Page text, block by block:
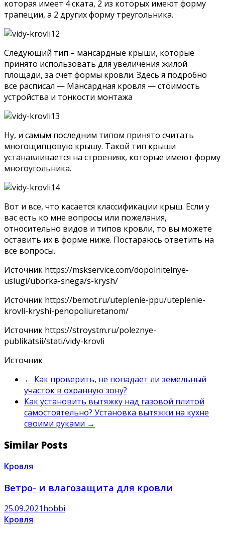
которая имеет 4 ската, 2 из которых имеют форму
трапеции, а 2 других форму треугольника.
Следующий тип – мансардные крыши, которые
принято использовать для увеличения жилой
площади, за счет формы кровли. Здесь я подробно
все расписал — Мансардная кровля — стоимость
устройства и тонкости монтажа
Ну, и самым последним типом принято считать
многощипцовую крышу. Такой тип крыши
устанавливается на строениях, которые имеют форму
многоугольника.
Вот и все, что касается классификации крыш. Если у
вас есть ко мне вопросы или пожелания,
относительно видов и типов кровли, то вы можете
оставить их в форме ниже. Постараюсь ответить на
все вопросы.
Источник https://mskservice.com/dopolnitelnye-
uslugi/uborka-snega/s-krysh/
Источник https://bemot.ru/uteplenie-ppu/uteplenie-
krovli-kryshi-penopoliuretanom/
Источник https://stroystm.ru/poleznye-
publikatsii/stati/vidy-krovli
Источник
← Как проверить, не попадает ли земельный
участок в охранную зону?
Как установить вытяжку над газовой плитой
самостоятельно? Установка вытяжки на кухне
своими руками →
Similar Posts
Кровля
Ветро- и влагозащита для кровли
25.09.2021hobbi
Кровля